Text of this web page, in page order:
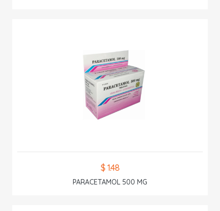
$ 1.48
PARACETAMOL 500 MG